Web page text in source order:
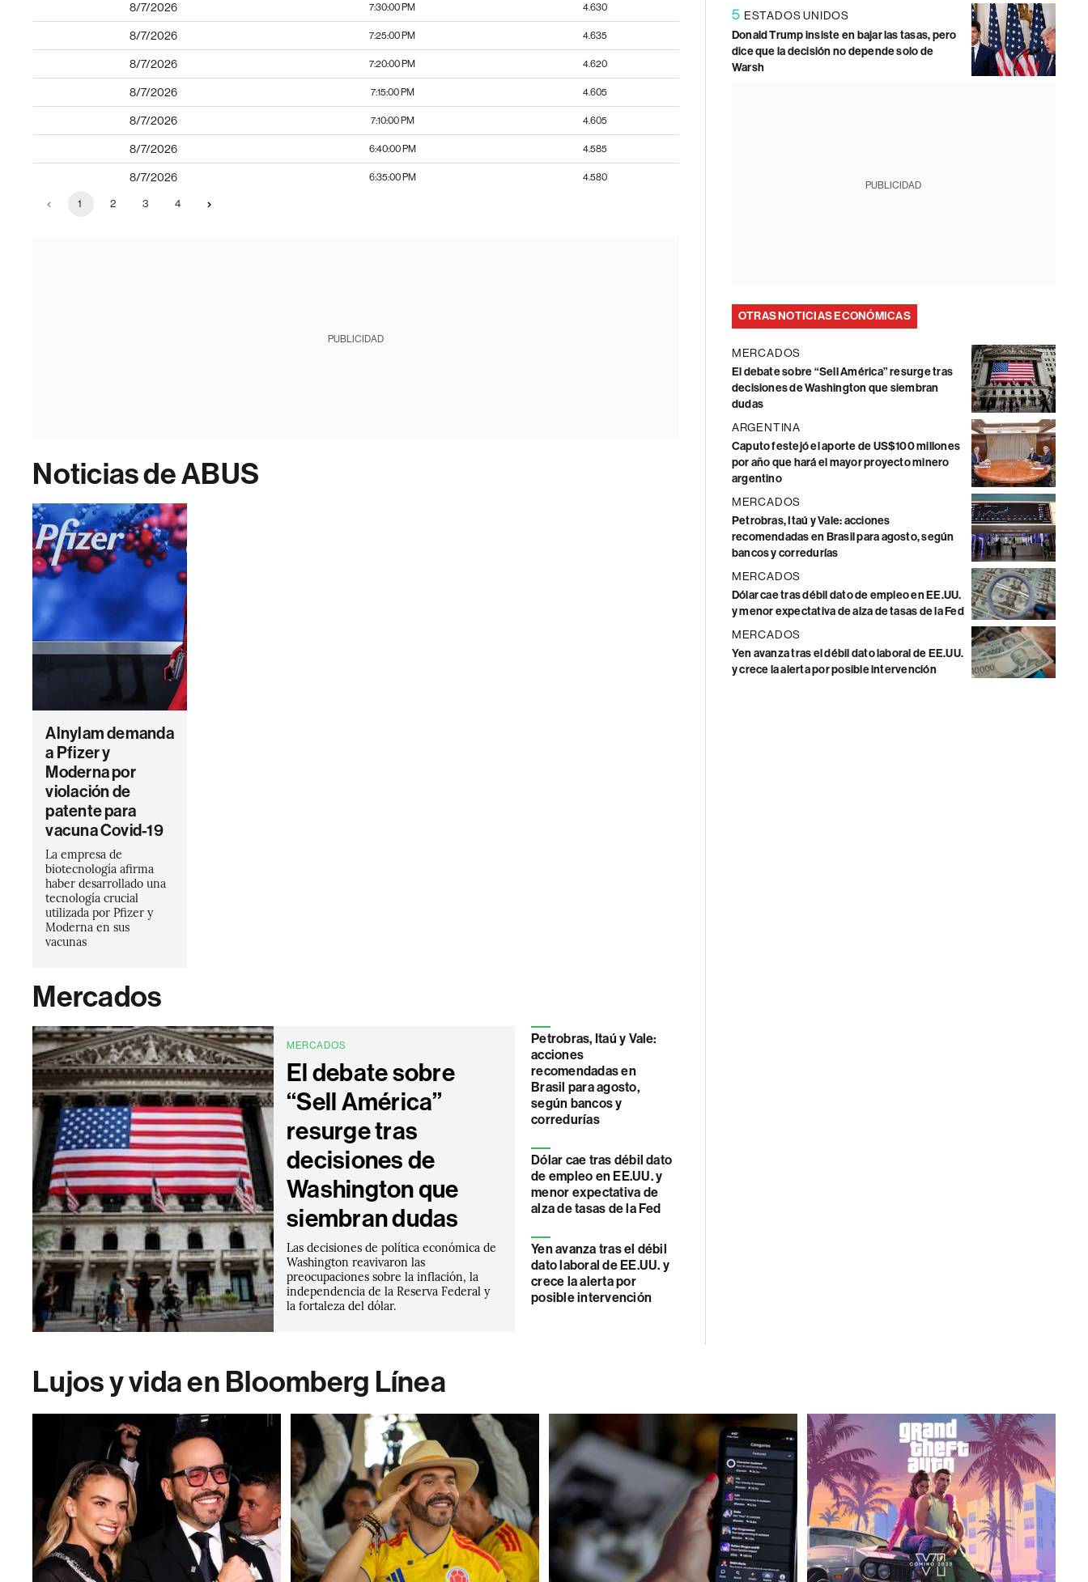
8/7/2026 7:30:00 PM 4.630
8/7/2026 7:25:00 PM 4.635
8/7/2026 7:20:00 PM 4.620
8/7/2026 7:15:00 PM 4.605
8/7/2026 7:10:00 PM 4.605
8/7/2026 6:40:00 PM 4.585
8/7/2026 6:35:00 PM 4.580
1 2 3 4
PUBLICIDAD
Noticias de ABUS
Alnylam demanda
a Pfizer y
Moderna por
violación de
patente para
vacuna Covid-19
La empresa de
biotecnología afirma
haber desarrollado una
tecnología crucial
utilizada por Pfizer y
Moderna en sus
vacunas
Mercados
MERCADOS
El debate sobre
“Sell América”
resurge tras
decisiones de
Washington que
siembran dudas
Las decisiones de política económica de
Washington reavivaron las
preocupaciones sobre la inflación, la
independencia de la Reserva Federal y
la fortaleza del dólar.
Petrobras, Itaú y Vale:
acciones
recomendadas en
Brasil para agosto,
según bancos y
corredurías
Dólar cae tras débil dato
de empleo en EE.UU. y
menor expectativa de
alza de tasas de la Fed
Yen avanza tras el débil
dato laboral de EE.UU. y
crece la alerta por
posible intervención
5 ESTADOS UNIDOS
Donald Trump insiste en bajar las tasas, pero
dice que la decisión no depende solo de
Warsh
PUBLICIDAD
OTRAS NOTICIAS ECONÓMICAS
MERCADOS
El debate sobre “Sell América” resurge tras
decisiones de Washington que siembran
dudas
ARGENTINA
Caputo festejó el aporte de US$100 millones
por año que hará el mayor proyecto minero
argentino
MERCADOS
Petrobras, Itaú y Vale: acciones
recomendadas en Brasil para agosto, según
bancos y corredurías
MERCADOS
Dólar cae tras débil dato de empleo en EE.UU.
y menor expectativa de alza de tasas de la Fed
MERCADOS
Yen avanza tras el débil dato laboral de EE.UU.
y crece la alerta por posible intervención
Lujos y vida en Bloomberg Línea